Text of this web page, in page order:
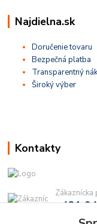
Najdielna.sk
Doručenie tovaru
Bezpečná platba
Transparentný
Široký výber
Kontakty
+421
(Po-Pia, 9-